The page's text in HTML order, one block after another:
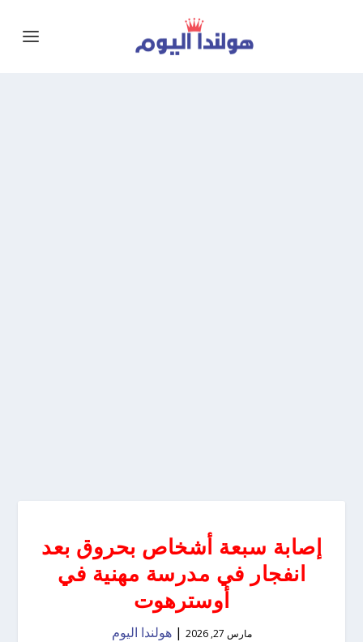
إصابة سبعة أشخاص بحروق بعد
انفجار في مدرسة مهنية في
أوسترهوت
مارس 27, 2026 |هولندا اليوم